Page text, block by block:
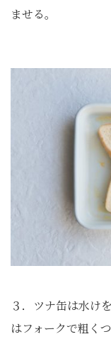
ませる。
３．ツナ缶は水け
はフォークで粗くつ